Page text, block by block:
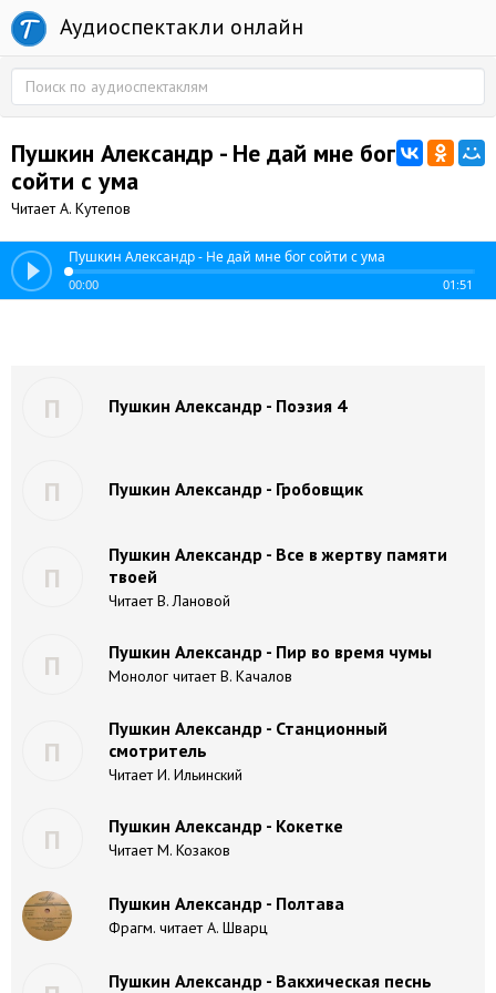
Аудиоспектакли онлайн
Пушкин Александр - Не дай мне бог
сойти с ума
Читает А. Кутепов
Пушкин Александр - Не дай мне бог сойти с ума
00:00 01:51
П Пушкин Александр - Поэзия 4
П Пушкин Александр - Гробовщик
П
Пушкин Александр - Все в жертву памяти
твоей
Читает В. Лановой
П Пушкин Александр - Пир во время чумы
Монолог читает В. Качалов
П
Пушкин Александр - Станционный
смотритель
Читает И. Ильинский
П Пушкин Александр - Кокетке
Читает М. Козаков
Пушкин Александр - Полтава
Фрагм. читает А. Шварц
Пушкин Александр - Вакхическая песнь